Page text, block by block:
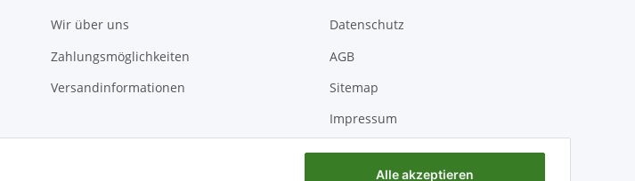
Wir über uns
Zahlungsmöglichkeiten
Versandinformationen
Datenschutz
AGB
Sitemap
Impressum
Batteriegesetzhinweise
Alle akzeptieren